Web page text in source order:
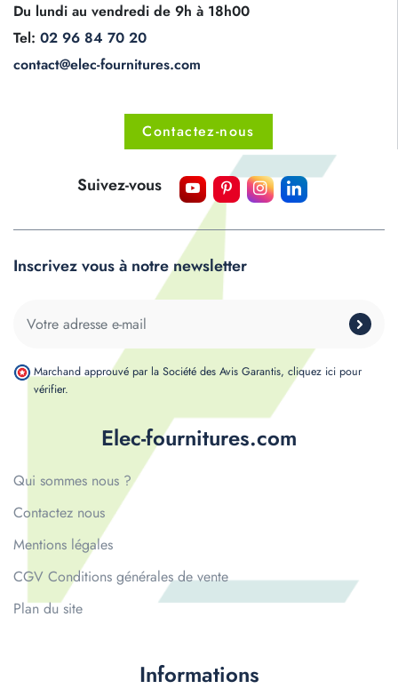
Du lundi au vendredi de 9h à 18h00
Tel: 02 96 84 70 20
contact@elec-fournitures.com
Contactez-nous
Elec-fournitures.com
Qui sommes nous ?
Contactez nous
Mentions légales
CGV Conditions générales de vente
Plan du site
Informations
Suivez-vous
Inscrivez vous à notre newsletter
Marchand approuvé par la Société des Avis Garantis, cliquez ici pour
vérifier.